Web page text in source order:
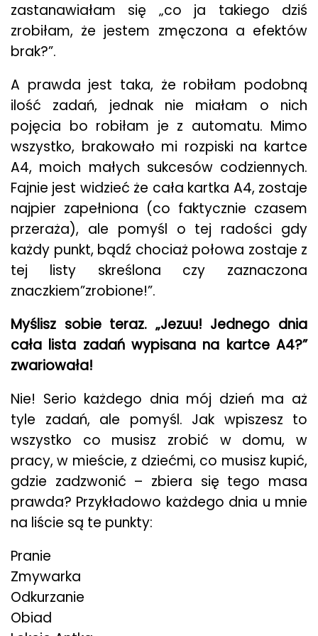
zastanawiałam się „co ja takiego dziś
zrobiłam, że jestem zmęczona a efektów
brak?”.
A prawda jest taka, że robiłam podobną
ilość zadań, jednak nie miałam o nich
pojęcia bo robiłam je z automatu. Mimo
wszystko, brakowało mi rozpiski na kartce
A4, moich małych sukcesów codziennych.
Fajnie jest widzieć że cała kartka A4, zostaje
najpier zapełniona (co faktycznie czasem
przeraża), ale pomyśl o tej radości gdy
każdy punkt, bądź chociaż połowa zostaje z
tej listy skreślona czy zaznaczona
znaczkiem”zrobione!”.
Myślisz sobie teraz. „Jezuu! Jednego dnia
cała lista zadań wypisana na kartce A4?”
zwariowała!
Nie! Serio każdego dnia mój dzień ma aż
tyle zadań, ale pomyśl. Jak wpiszesz to
wszystko co musisz zrobić w domu, w
pracy, w mieście, z dziećmi, co musisz kupić,
gdzie zadzwonić – zbiera się tego masa
prawda? Przykładowo każdego dnia u mnie
na liście są te punkty:
Pranie
Zmywarka
Odkurzanie
Obiad